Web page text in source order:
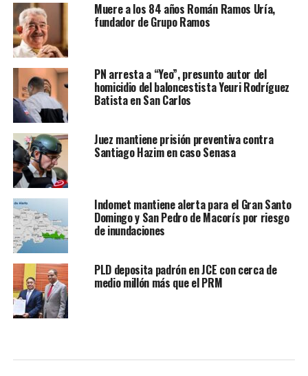
Muere a los 84 años Román Ramos Uría,
fundador de Grupo Ramos
PN arresta a “Yeo”, presunto autor del
homicidio del baloncestista Yeuri Rodríguez
Batista en San Carlos
Juez mantiene prisión preventiva contra
Santiago Hazim en caso Senasa
Indomet mantiene alerta para el Gran Santo
Domingo y San Pedro de Macorís por riesgo
de inundaciones
PLD deposita padrón en JCE con cerca de
medio millón más que el PRM